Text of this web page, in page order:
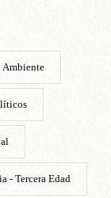
- Tercera Edad